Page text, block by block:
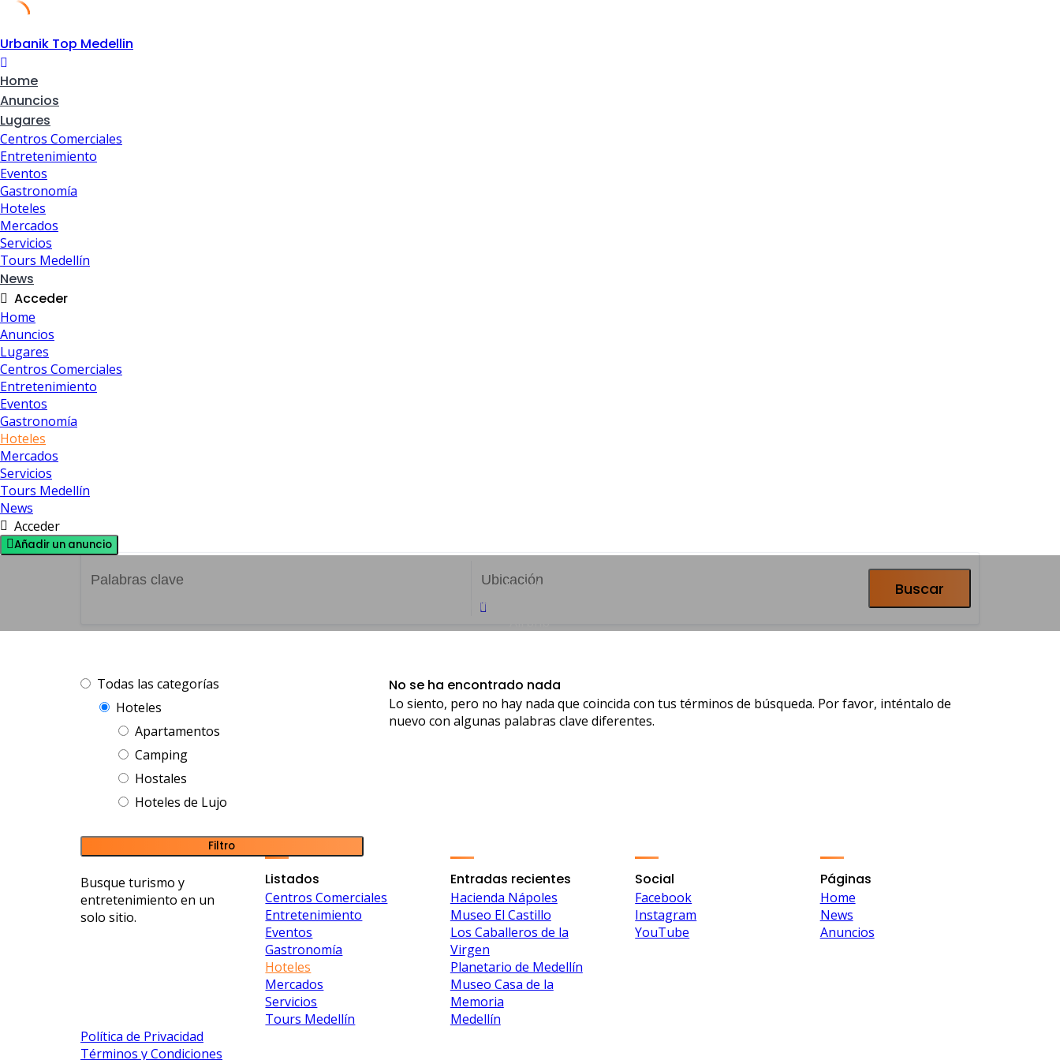
Skip
to
content
Urbanik Top Medellin
Home
Anuncios
Lugares
Centros Comerciales
Entretenimiento
Eventos
Gastronomía
Hoteles
Mercados
Servicios
Tours Medellín
News
Acceder
Home
Anuncios
Lugares
Centros Comerciales
Entretenimiento
Eventos
Gastronomía
Hoteles
Mercados
Servicios
Tours Medellín
News
Acceder
Añadir un anuncio
Hoteles
Encuentra el alojamiento ideal en Medellín: desde hoteles de lujo hasta hostales y apartamentos en
Buscar
Todas las categorías
Hoteles
Apartamentos
Camping
Hostales
Hoteles de Lujo
Filtro
No se ha encontrado nada
Lo siento, pero no hay nada que coincida con tus términos de búsqueda. Por favor, inténtalo de
nuevo con algunas palabras clave diferentes.
Busque turismo y
entretenimiento en un
solo sitio.
Listados
Centros Comerciales
Entretenimiento
Eventos
Gastronomía
Hoteles
Mercados
Servicios
Tours Medellín
Entradas recientes
Hacienda Nápoles
Museo El Castillo
Los Caballeros de la
Virgen
Planetario de Medellín
Museo Casa de la
Memoria
Medellín
Social
Facebook
Instagram
YouTube
Páginas
Home
News
Anuncios
Política de Privacidad
Términos y Condiciones